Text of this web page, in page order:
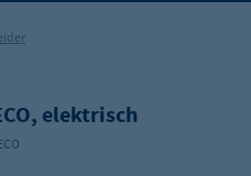
elektrisch